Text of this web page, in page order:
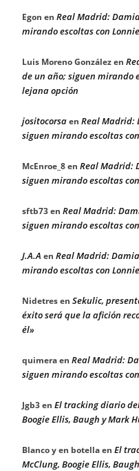
Egon en Real Madrid:
mirando escoltas con
Luis Moreno Gonzálezen
de un año; siguen mirando
lejana opción
jositocorsaen Real Madrid:
siguen mirando escoltas
McEnroe_8en Real Madrid:
siguen mirando escoltas
sftb73en Real Madrid:
siguen mirando escoltas
J.A.A en Real Madrid:
mirando escoltas con
Nidetresen Sekulic,
éxito será que la afición
él»
quimeraen Real Madrid:
siguen mirando escoltas
Jgb3en El tracking diario
Boogie Ellis, Baugh y Mark
Blanco y en botellaen El
McClung, Boogie Ellis,